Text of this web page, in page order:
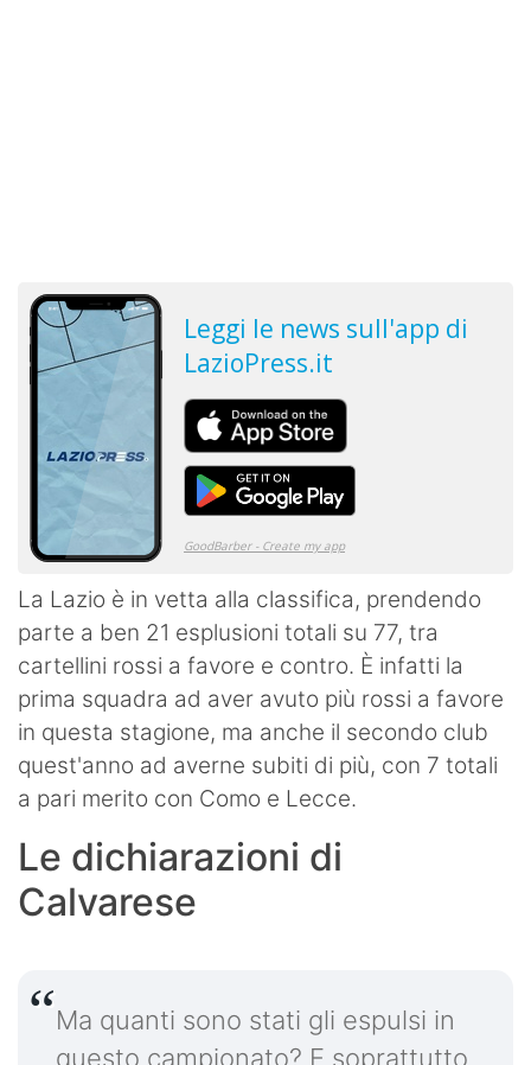
La Lazio è in vetta alla classifica, prendendo
parte a ben 21 esplusioni totali su 77, tra
cartellini rossi a favore e contro. È infatti la
prima squadra ad aver avuto più rossi a favore
in questa stagione, ma anche il secondo club
quest'anno ad averne subiti di più, con 7 totali
a pari merito con Como e Lecce.
Le dichiarazioni di
Calvarese
Ma quanti sono stati gli espulsi in
questo campionato? E soprattutto